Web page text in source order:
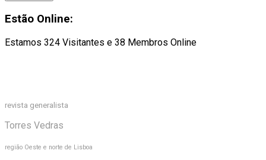
Estão Online:
Estamos 324 Visitantes e 38 Membros Online
revista generalista
Torres Vedras
região Oeste e norte de Lisboa